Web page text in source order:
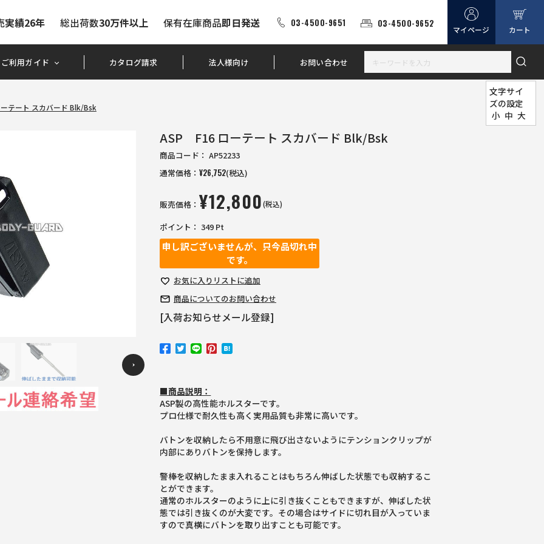
実績26年 総出荷数30万件以上 保有在庫商品即日発送 03-4500-9651 03-4500-9652
マイページ カート
ご利用ガイド カタログ請求 法人様向け お問い合わせ
テート スカバード Blk/Bsk
Previous
ASP F16 ローテート スカバード Blk/Bsk
商品コード：AP52233
通常価格：¥26,752(税込)
販売価格： ¥12,800(税込)
ポイント：349 Pt
申し訳ございませんが、只今品切れ中
です。
お気に入り リストに追加
商品についてのお問い合わせ
[入荷お知らせメール登録]
■商品説明：
ASP製の高性能ホルスターです。
プロ仕様で耐久性も高く実用品質も非常に高いです。
バトンを収納したら不用意に飛び出さないようにテンションクリップが
内部にありバトンを保持します。
警棒を収納したまま入れることはもちろん伸ばした状態でも収納するこ
とができます。
通常のホルスターのように上に引き抜くこともできますが、伸ばした状
態では引き抜くのが大変です。その場合はサイドに切れ目が入っていま
すので真横にバトンを取り出すことも可能です。
文字サイ
ズの設定
小 中 大